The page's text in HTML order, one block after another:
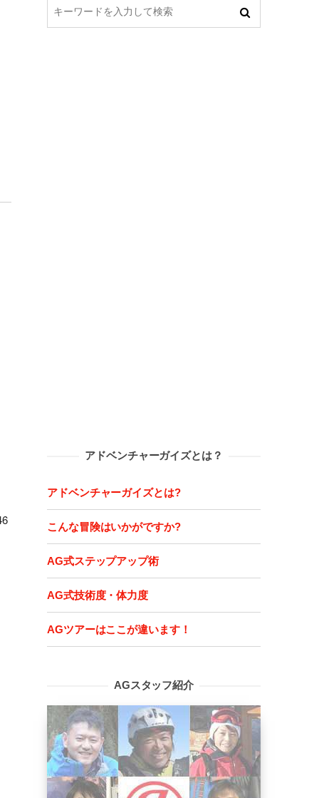
アドベンチャーガイズとは？
アドベンチャーガイズとは?
こんな冒険はいかがですか?
AG式ステップアップ術
AG式技術度・体力度
AGツアーはここが違います！
AGスタッフ紹介